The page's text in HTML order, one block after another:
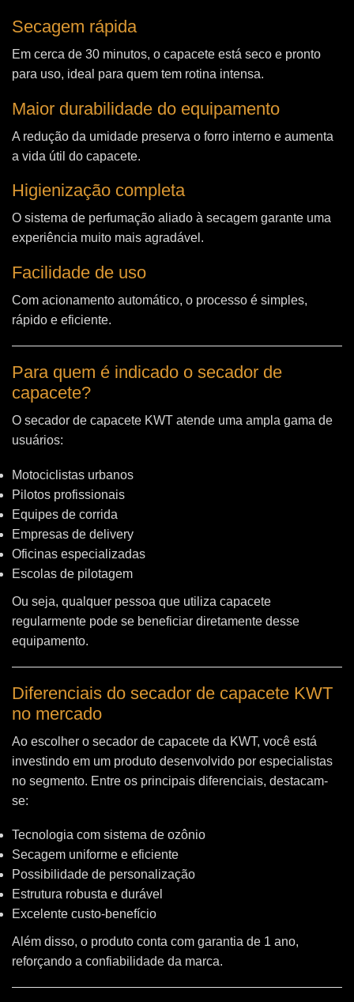
Secagem rápida
Em cerca de 30 minutos, o capacete está seco e pronto
para uso, ideal para quem tem rotina intensa.
Maior durabilidade do equipamento
A redução da umidade preserva o forro interno e aumenta
a vida útil do capacete.
Higienização completa
O sistema de perfumação aliado à secagem garante uma
experiência muito mais agradável.
Facilidade de uso
Com acionamento automático, o processo é simples,
rápido e eficiente.
Para quem é indicado o secador de
capacete?
O secador de capacete KWT atende uma ampla gama de
usuários:
Motociclistas urbanos
Pilotos profissionais
Equipes de corrida
Empresas de delivery
Oficinas especializadas
Escolas de pilotagem
Ou seja, qualquer pessoa que utiliza capacete
regularmente pode se beneficiar diretamente desse
equipamento.
Diferenciais do secador de capacete KWT
no mercado
Ao escolher o secador de capacete da KWT, você está
investindo em um produto desenvolvido por especialistas
no segmento. Entre os principais diferenciais, destacam-
se:
Tecnologia com sistema de ozônio
Secagem uniforme e eficiente
Possibilidade de personalização
Estrutura robusta e durável
Excelente custo-benefício
Além disso, o produto conta com garantia de 1 ano,
reforçando a confiabilidade da marca.